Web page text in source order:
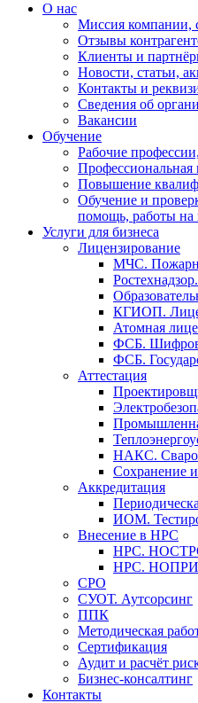
О нас
Миссия компании,
Отзывы
Клиенты и
Новости, статьи,
Контакты и
Сведения об
Вакансии
Обучение
Рабочие
Профессиональная
Повышение
Обучение и
помощь, работы
Услуги для бизнеса
Лицензирование
МЧС.
КГИОП.
Атомная
ФСБ.
ФСБ.
Аттестация
НАКС.
Сохранение и
Аккредитация
ИОМ.
Внесение в НРС
НРС.
НРС.
СРО
СУОТ. Аутсорсинг
ППК
Методическая
Сертификация
Аудит и расчёт
Бизнес-консалтинг
Контакты